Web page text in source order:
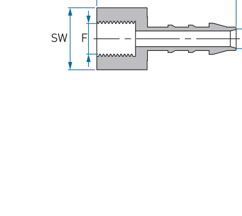
אקדחי ריסוס